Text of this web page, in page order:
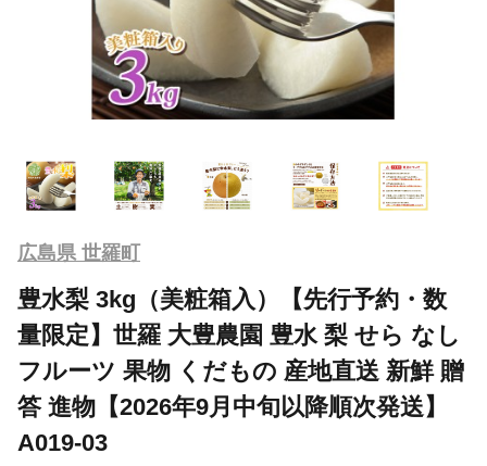
広島県 世羅町
豊水梨 3kg（美粧箱入）【先行予約・数
量限定】世羅 大豊農園 豊水 梨 せら なし
フルーツ 果物 くだもの 産地直送 新鮮 贈
答 進物【2026年9月中旬以降順次発送】
A019-03